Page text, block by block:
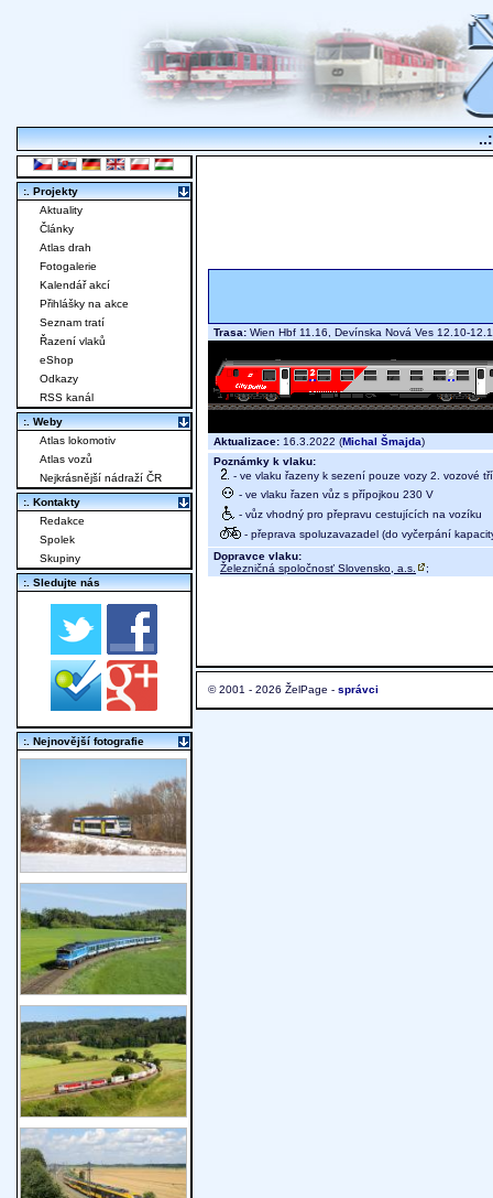
Trasa: Wien Hbf 11.16, Devínska Nová Ves 12.10-
Aktualizace: 16.3.2022 (Michal Šmajda)
Poznámky k vlaku:
- ve vlaku řazeny k sezení pouze vozy 2. vozové
- ve vlaku řazen vůz s přípojkou 230 V
- vůz vhodný pro přepravu cestujících na vozíku
- přeprava spoluzavazadel (do vyčerpání
Dopravce vlaku:
Železničná spoločnosť Slovensko, a.s.
;
© 2001 - 2026 ŽelPage - správci
:. Projekty
Aktuality
Články
Atlas drah
Fotogalerie
Kalendář akcí
Přihlášky na akce
Seznam tratí
Řazení vlaků
eShop
Odkazy
RSS kanál
:. Weby
Atlas lokomotiv
Atlas vozů
Nejkrásnější nádraží ČR
:. Kontakty
Redakce
Spolek
Skupiny
:. Sledujte nás
:. Nejnovější fotografie